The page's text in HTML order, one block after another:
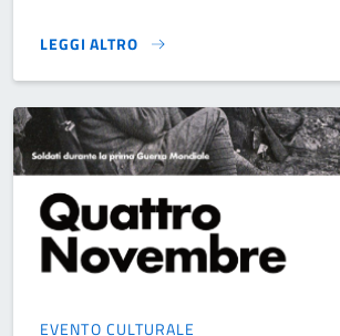
LEGGI ALTRO
NATALE IN FESTA E PASSILLADAS DE
EVENTO CULTURALE